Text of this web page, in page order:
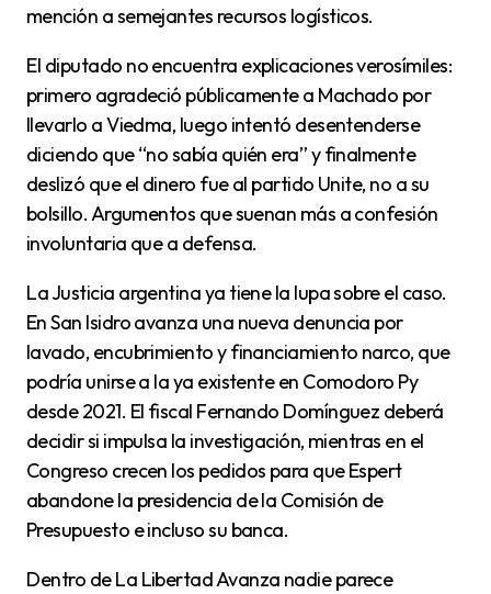
mención a semejantes recursos logísticos.
El diputado no encuentra explicaciones verosímiles:
primero agradeció públicamente a Machado por
llevarlo a Viedma, luego intentó desentenderse
diciendo que “no sabía quién era” y finalmente
deslizó que el dinero fue al partido Unite, no a su
bolsillo. Argumentos que suenan más a confesión
involuntaria que a defensa.
La Justicia argentina ya tiene la lupa sobre el caso.
En San Isidro avanza una nueva denuncia por
lavado, encubrimiento y financiamiento narco, que
podría unirse a la ya existente en Comodoro Py
desde 2021. El fiscal Fernando Domínguez deberá
decidir si impulsa la investigación, mientras en el
Congreso crecen los pedidos para que Espert
abandone la presidencia de la Comisión de
Presupuesto e incluso su banca.
Dentro de La Libertad Avanza nadie parece